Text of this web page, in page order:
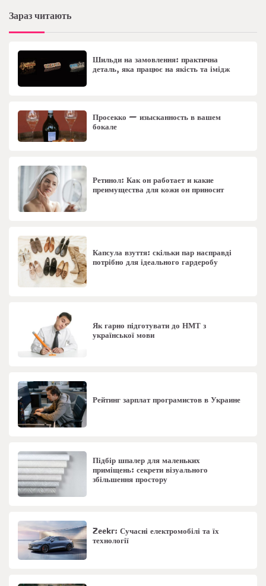
Зараз читають
Шильди на замовлення: практична
деталь, яка працює на якість та імідж
Просекко — изысканность в вашем
бокале
Ретинол: Как он работает и какие
преимущества для кожи он приносит
Капсула взуття: скільки пар насправді
потрібно для ідеального гардеробу
Як гарно підготувати до НМТ з
української мови
Рейтинг зарплат програмистов в Украине
Підбір шпалер для маленьких
приміщень: секрети візуального
збільшення простору
Zeekr: Сучасні електромобілі та їх
технології